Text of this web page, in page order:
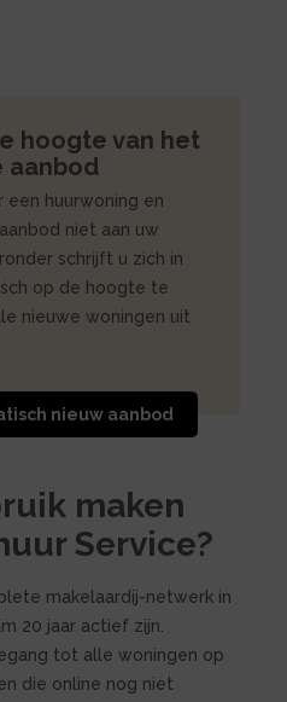
hoogte van het
aanbod
een huurwoning en
niet aan uw
schrijft u zich in
op de hoogte te
nieuwe woningen uit
nieuw aanbod
maken
Service?
makelaardij-netwerk in
20 jaar actief zijn.
tot alle woningen op
die online nog niet